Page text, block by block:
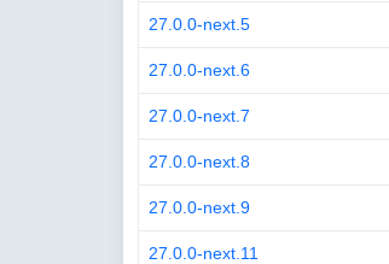
27.0.0-next.5
27.0.0-next.6
27.0.0-next.7
27.0.0-next.8
27.0.0-next.9
27.0.0-next.11